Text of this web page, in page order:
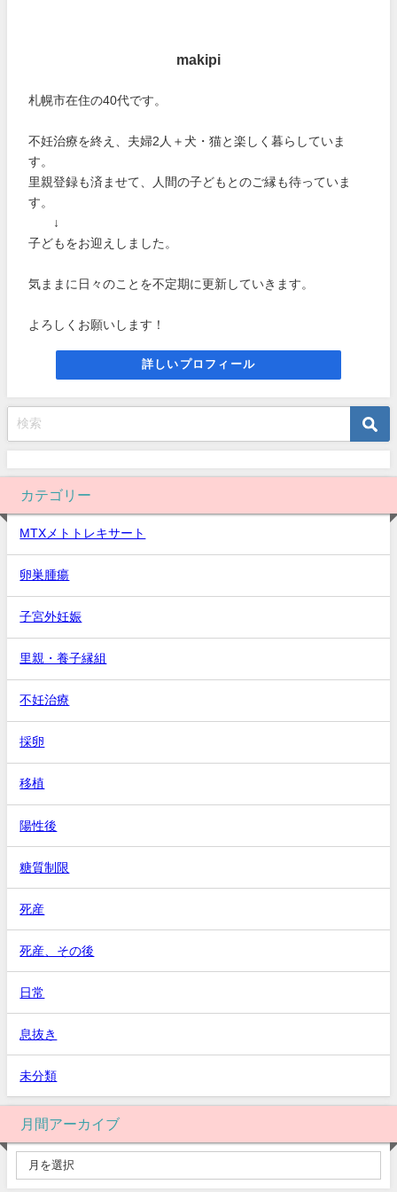
makipi
札幌市在住の40代です。
不妊治療を終え、夫婦2人＋犬・猫と楽しく暮らしていま
す。
里親登録も済ませて、人間の子どもとのご縁も待っていま
す。
↓
子どもをお迎えしました。
気ままに日々のことを不定期に更新していきます。
よろしくお願いします！
詳しいプロフィール
カテゴリー
MTXメトトレキサート
卵巣腫瘍
子宮外妊娠
里親・養子縁組
不妊治療
採卵
移植
陽性後
糖質制限
死産
死産、その後
日常
息抜き
未分類
月間アーカイブ